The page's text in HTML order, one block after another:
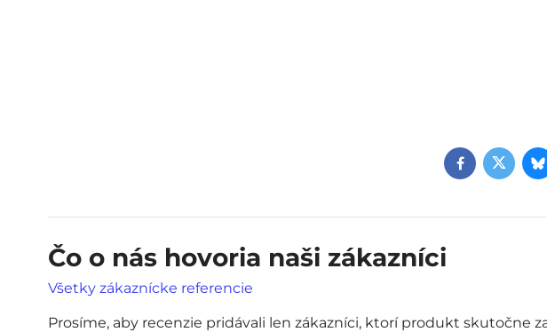
Facebook
Twitter
Čo o nás hovoria naši zákazníci
Všetky zákaznícke referencie
Prosíme, aby recenzie pridávali len zákazníci, ktorí produkt skutočne